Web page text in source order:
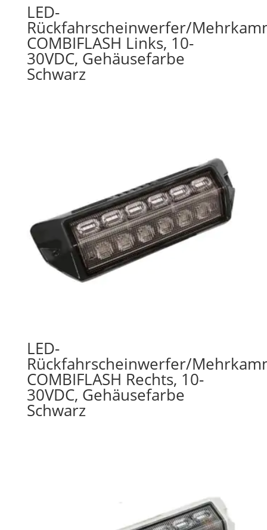
LED-
Rückfahrscheinwerfer/
COMBIFLASH Links, 10-
30VDC, Gehäusefarbe
Schwarz
LED-
Rückfahrscheinwerfer/
COMBIFLASH Rechts, 10-
30VDC, Gehäusefarbe
Schwarz